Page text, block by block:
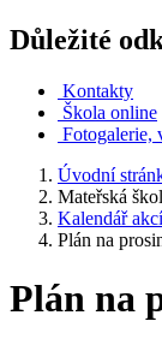
Důležité
Kontakty
Škola online
Fotogalerie,
Úvodní
Mateřská
Kalendář akcí
Plán na
Plán na